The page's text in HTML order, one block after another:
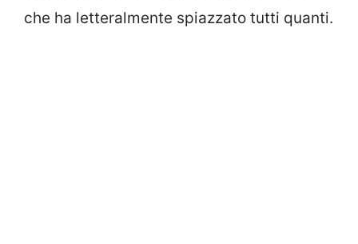
che ha letteralmente spiazzato tutti quanti.